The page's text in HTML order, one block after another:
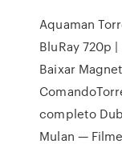
Aquaman
BluRay 720p
Baixar
completo
Mulan —